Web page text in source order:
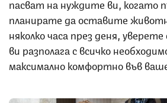
пасват на нуждите ви, когато
планирате да оставите
няколко часа през деня,
ви разполага с всичко
максимално комфортно във